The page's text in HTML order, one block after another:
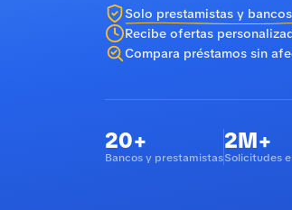
Solo prestamistas y
Recibe ofertas
Compara préstamos sin
20+
Bancos y prestamistas
2M+
Solicitudes